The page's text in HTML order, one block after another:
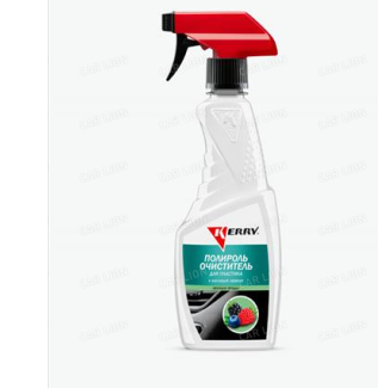
Бытовая химия
Жидкость для
Очистители
Керосин
Закрепитель
Герметики